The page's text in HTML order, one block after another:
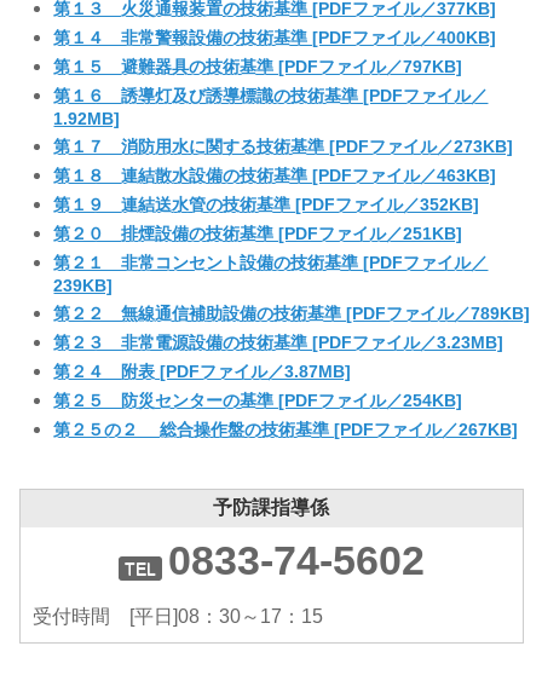
第１３ 火災通報装置の技術基準 [PDFファイル／377KB]
第１４ 非常警報設備の技術基準 [PDFファイル／400KB]
第１５ 避難器具の技術基準 [PDFファイル／797KB]
第１６ 誘導灯及び誘導標識の技術基準 [PDFファイル／
1.92MB]
第１７ 消防用水に関する技術基準 [PDFファイル／273KB]
第１８ 連結散水設備の技術基準 [PDFファイル／463KB]
第１９ 連結送水管の技術基準 [PDFファイル／352KB]
第２０ 排煙設備の技術基準 [PDFファイル／251KB]
第２１ 非常コンセント設備の技術基準 [PDFファイル／
239KB]
第２２ 無線通信補助設備の技術基準 [PDFファイル／789KB]
第２３ 非常電源設備の技術基準 [PDFファイル／3.23MB]
第２４ 附表 [PDFファイル／3.87MB]
第２５ 防災センターの基準 [PDFファイル／254KB]
第２５の２ 総合操作盤の技術基準 [PDFファイル／267KB]
予防課指導係
0833-74-5602
受付時間 [平日]08：30～17：15